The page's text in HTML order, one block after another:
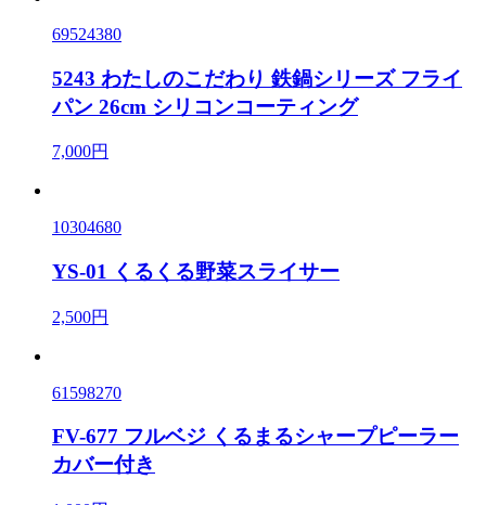
69524380
5243 わたしのこだわり 鉄鍋シリーズ フライ
パン 26cm シリコンコーティング
7,000円
10304680
YS-01 くるくる野菜スライサー
2,500円
61598270
FV-677 フルベジ くるまるシャープピーラー
カバー付き